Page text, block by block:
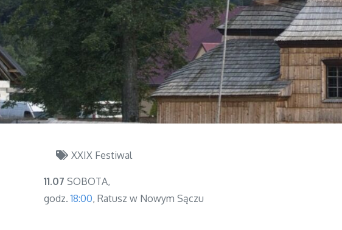
XXIX Festiwal
11.07 SOBOTA,
godz.18:00, Ratusz w Nowym Sączu